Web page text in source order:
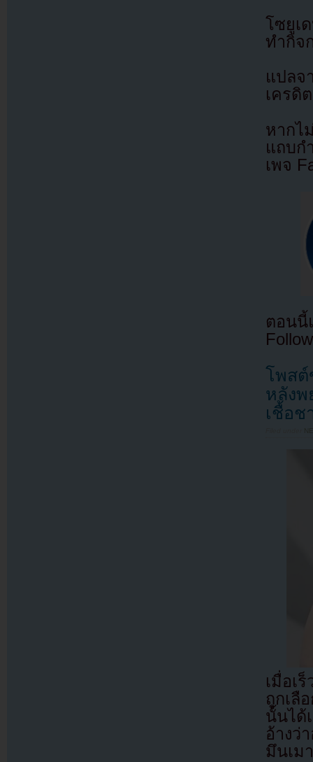
โซยูเ
ทำกิจ
แปล
เครดิ
หากไ
แถบก
เพจ
ตอนนี้
โพสต์
หลังพ
เชื้อช
เมื่อเ
ถูกเลื
นั้นได้
อ้างว่
มึนเม